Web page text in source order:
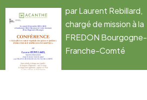
par Laurent Rebillard,
chargé de mission à la
FREDON Bourgogne-
Franche-Comté